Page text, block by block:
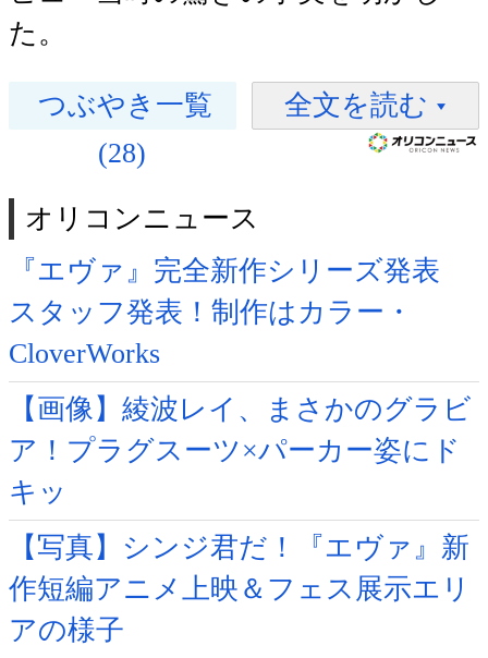
た。
つぶやき一覧
(28)
全文を読む
オリコンニュース
『エヴァ』完全新作シリーズ発表
スタッフ発表！制作はカラー・
CloverWorks
【画像】綾波レイ、まさかのグラビ
ア！プラグスーツ×パーカー姿にド
キッ
【写真】シンジ君だ！『エヴァ』新
作短編アニメ上映＆フェス展示エリ
アの様子